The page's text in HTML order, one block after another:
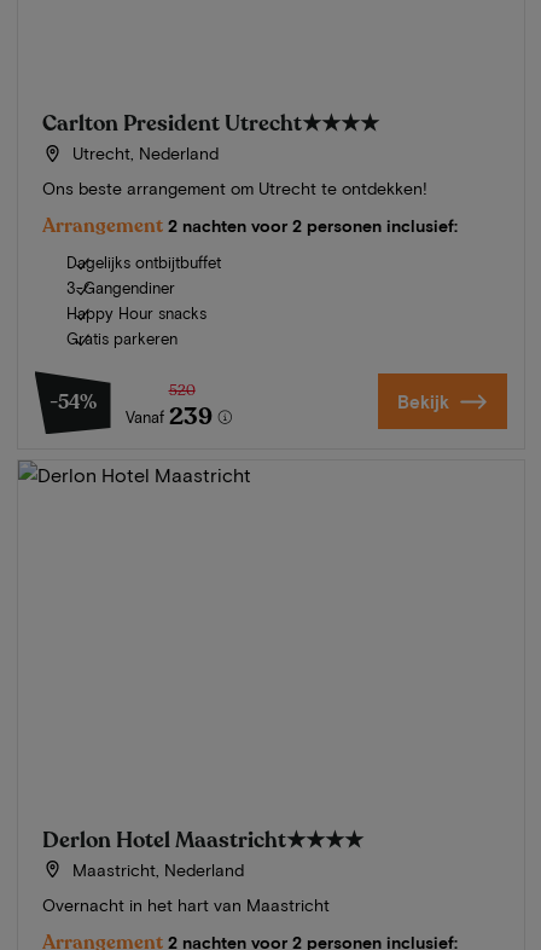
Carlton President Utrecht★★★★
Utrecht, Nederland
Ons beste arrangement om Utrecht te ontdekken!
Arrangement 2 nachten voor 2 personen inclusief:
Dagelijks ontbijtbuffet
3-Gangendiner
Happy Hour snacks
Gratis parkeren
-54%
Vanaf
520
239 Bekijk
Derlon Hotel Maastricht★★★★
Maastricht, Nederland
Overnacht in het hart van Maastricht
Arrangement 2 nachten voor 2 personen inclusief: